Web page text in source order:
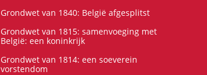
Grondwet van 1840: België afgesplitst
Grondwet van 1815: samenvoeging met
België: een koninkrijk
Grondwet van 1814: een soeverein
vorstendom